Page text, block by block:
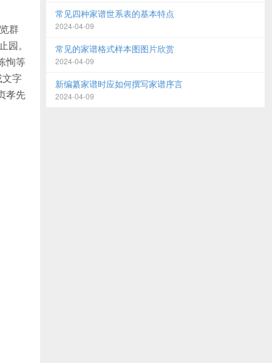
群
。
恂等
字
孝先
常见四种家谱世系表的基本特点
2024-04-09
常见的家谱格式样本图图片欣赏
2024-04-09
新编纂家谱时应如何撰写家谱序言
2024-04-09